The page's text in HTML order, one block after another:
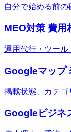
自分で始める前
MEO対策 費用
運用代行・ツール
Googleマップ
掲載状態、カテゴ
Googleビジネ